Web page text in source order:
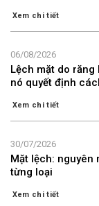
Xem chi tiết
Lệch mặt do răng
nó quyết định
06/08/2026
Xem chi tiết
Mặt lệch: nguyên
từng loại
30/07/2026
Xem chi tiết